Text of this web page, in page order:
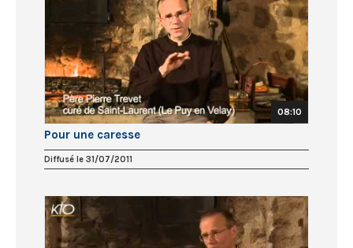
08:10
Pour une caresse
Diffusé le 31/07/2011